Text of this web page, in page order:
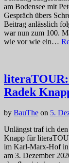
am Bodensee mit
Gespräch übers
Beitrag anlässlich
war nun zum 100.
wie vor wie ein…
Radek
by BauThe on 5.
Unlängst traf ich
Knapp für
im Karl-Marx-Hof in
am 3. Dezember